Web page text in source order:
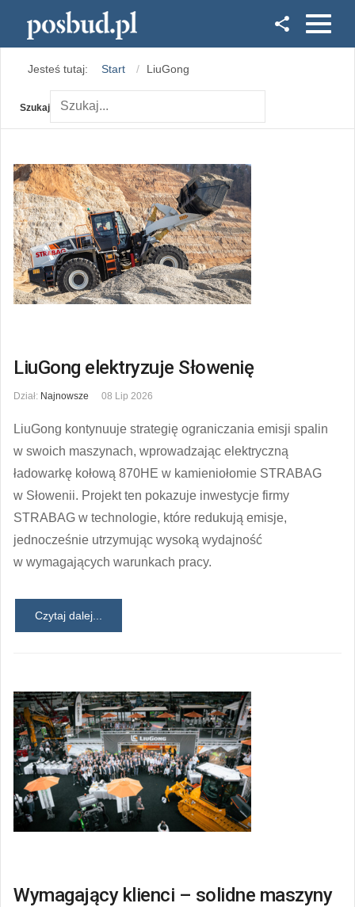
Instagram
Jesteś tutaj: Start LiuGong
Szukaj
LiuGong elektryzuje Słowenię
Dział: Najnowsze 08 Lip 2026
LiuGong kontynuuje strategię ograniczania emisji spalin
w swoich maszynach, wprowadzając elektryczną
ładowarkę kołową 870HE w kamieniołomie STRABAG
w Słowenii. Projekt ten pokazuje inwestycje firmy
STRABAG w technologie, które redukują emisje,
jednocześnie utrzymując wysoką wydajność
w wymagających warunkach pracy.
Czytaj dalej...
Wymagający klienci – solidne maszyny